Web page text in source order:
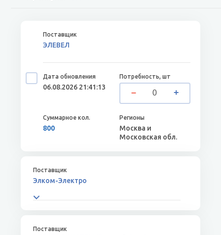
ЭЛЕВЕЛ
06.08.2026 21:41:13
800
Москва и
Московская обл.
Элком-Электро